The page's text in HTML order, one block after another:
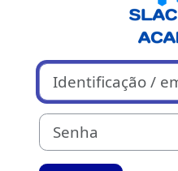
Identificação / email
Senha